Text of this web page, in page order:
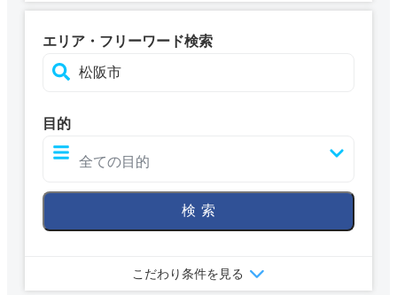
エリア・フリーワード検索
目的
検索
こだわり条件を見る